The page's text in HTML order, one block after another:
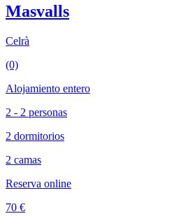
Masvalls
Celrà
(0)
Alojamiento entero
2 - 2 personas
2 dormitorios
2 camas
Reserva online
70 €